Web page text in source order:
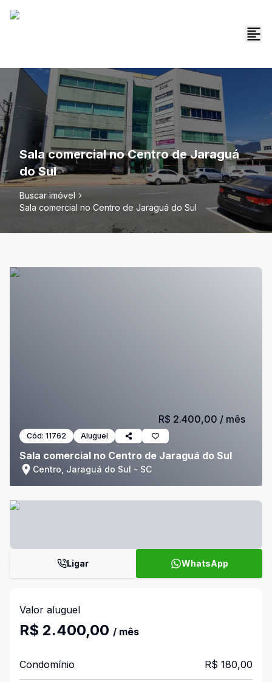
Sala comercial no Centro de Jaraguá
do Sul
Buscar imóvel
Sala comercial no Centro de Jaraguá do Sul
Cód: 11762 Aluguel
Sala comercial no Centro de Jaraguá do Sul
Centro, Jaraguá do Sul - SC
R$ 2.400,00 / mês
Ligar WhatsApp
Valor aluguel
R$ 2.400,00 / mês
Condomínio R$ 180,00